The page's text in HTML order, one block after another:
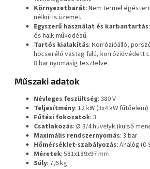
Környezetbarát: Nem termel
nélkül is üzemel.
Egyszerű használat és karbantartás
és halk működésű.
Tartós kialakítás: Korrózióálló,
hőcserélő vastag falú, korrózióvédett
8 bar nyomásig tesztelve.
Műszaki adatok
Névleges feszültség: 380 V
Teljesítmény: 12 kW (3x4 kW fűtőelem)
Fűtési fokozatok: 3
Csatlakozás: Ø 3/4 hüvelyk (külső
Maximális rendszernyomás: 3 bar
Hőmérséklet-szabályozás: Analóg (0-
Méretek: 581x189x97 mm
Súly: 7,6 kg